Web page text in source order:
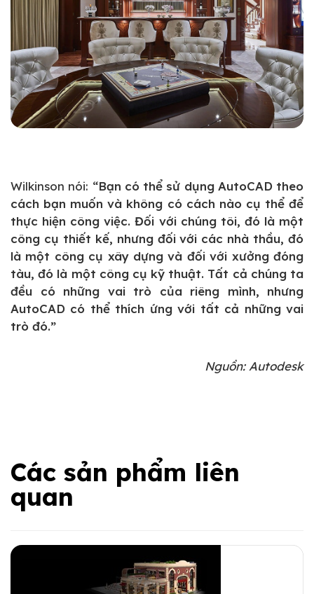
Wilkinson nói: “Bạn có thể sử dụng AutoCAD theo
cách bạn muốn và không có cách nào cụ thể để
thực hiện công việc. Đối với chúng tôi, đó là một
công cụ thiết kế, nhưng đối với các nhà thầu, đó
là một công cụ xây dựng và đối với xưởng đóng
tàu, đó là một công cụ kỹ thuật. Tất cả chúng ta
đều có những vai trò của riêng mình, nhưng
AutoCAD có thể thích ứng với tất cả những vai
trò đó.”
Nguồn: Autodesk
Các sản phẩm liên
quan